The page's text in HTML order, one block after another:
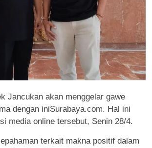
Jancukan akan menggelar gawe
dengan iniSurabaya.com. Hal ini
media online tersebut, Senin 28/4.
terkait makna positif dalam